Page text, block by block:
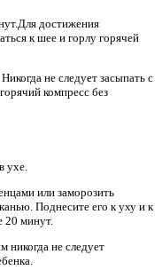
достижения
к шее и горлу горячей
не следует засыпать с
компресс без
ухе.
или заморозить
Поднесите его к уху и к
20 минут.
никогда не следует